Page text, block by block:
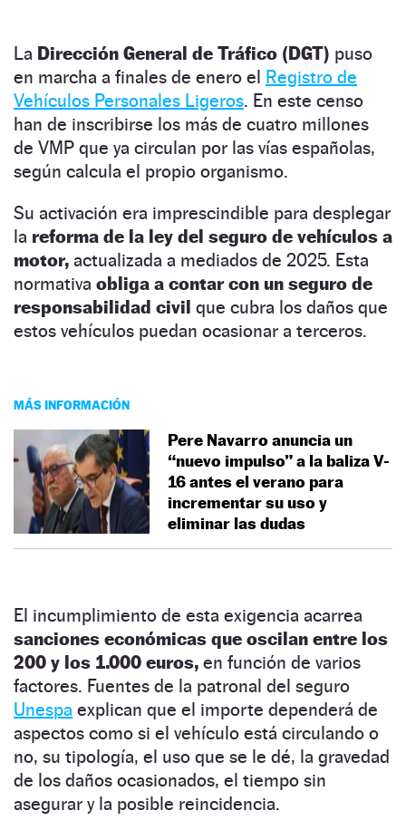
La Dirección General de Tráfico (DGT) puso
en marcha a finales de enero el Registro de
Vehículos Personales Ligeros. En este censo
han de inscribirse los más de cuatro millones
de VMP que ya circulan por las vías españolas,
según calcula el propio organismo.
Su activación era imprescindible para desplegar
la reforma de la ley del seguro de vehículos a
motor, actualizada a mediados de 2025. Esta
normativa obliga a contar con un seguro de
responsabilidad civil que cubra los daños que
estos vehículos puedan ocasionar a terceros.
MÁS INFORMACIÓN
Pere Navarro anuncia un
“nuevo impulso” a la baliza V-
16 antes el verano para
incrementar su uso y
eliminar las dudas
El incumplimiento de esta exigencia acarrea
sanciones económicas que oscilan entre los
200 y los 1.000 euros, en función de varios
factores. Fuentes de la patronal del seguro
Unespa explican que el importe dependerá de
aspectos como si el vehículo está circulando o
no, su tipología, el uso que se le dé, la gravedad
de los daños ocasionados, el tiempo sin
asegurar y la posible reincidencia.